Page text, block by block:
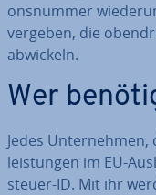
ons­num­mer
vergeben, die
abwickeln.
Wer
Jedes
leis­tun­gen im EU-
steu­er-ID. Mit ihr